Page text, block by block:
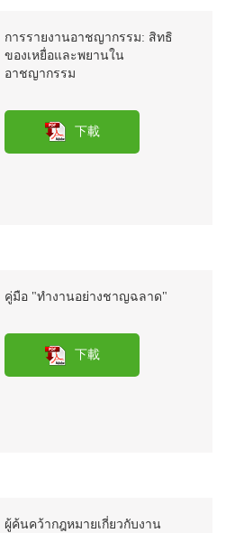
การรายงานอาชญากรรม: สิทธิ
ของเหยื่อและพยานใน
อาชญากรรม
下載
คู่มือ "ทำงานอย่างชาญฉลาด"
下載
ผู้ค้นคว้ากฎหมายเกี่ยวกับงาน